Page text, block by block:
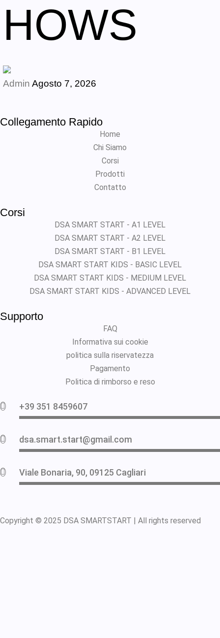
HOWS
AdminAgosto 7, 2026
Collegamento Rapido
Home
Chi Siamo
Corsi
Prodotti
Contatto
Corsi
DSA SMART START - A1 LEVEL
DSA SMART START - A2 LEVEL
DSA SMART START - B1 LEVEL
DSA SMART START KIDS - BASIC LEVEL
DSA SMART START KIDS - MEDIUM LEVEL
DSA SMART START KIDS - ADVANCED LEVEL
Supporto
FAQ
Informativa sui cookie
politica sulla riservatezza
Pagamento
Politica di rimborso e reso
+39 351 8459607
dsa.smart.start@gmail.com
Viale Bonaria, 90, 09125 Cagliari
Copyright © 2025 DSA SMARTSTART | All rights reserved